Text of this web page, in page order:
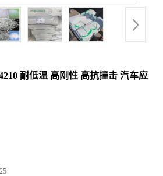
耐低温 高刚性 高抗撞击 汽车应